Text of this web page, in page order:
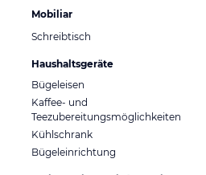
Mobiliar
Schreibtisch
Haushaltsgeräte
Bügeleisen
Kaffee- und
Teezubereitungsmöglichkeiten
Kühlschrank
Bügeleinrichtung